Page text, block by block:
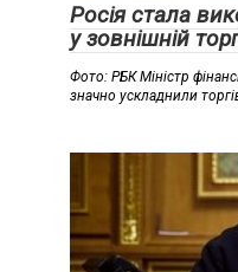
Росія стала
у зовнішній
Фото: РБК Міністр
значно ускладнили